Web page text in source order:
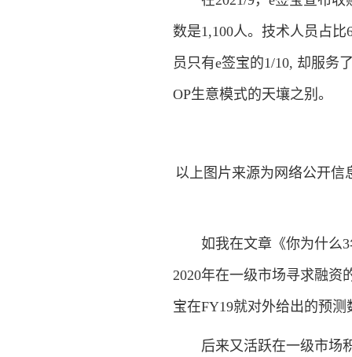
数是1,100人。技术人员占
员只有e签宝的1/10, 却服务
OP生意模式的天壤之别。
以上图片来源为网络公开信
如我在文章《你为什么3
2020年在一级市场寻求融资
宝在FY19就对外给出的预测
后来又活跃在一级市场积